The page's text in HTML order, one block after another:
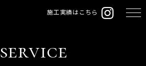
施工実績はこちら
service